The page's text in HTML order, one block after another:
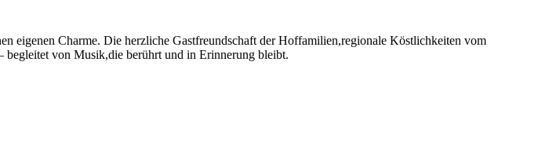
eigenen Charme. Die herzliche Gastfreundschaft der Hoffamilien,regionale Köstlichkeiten vom
begleitet von Musik,die berührt und in Erinnerung bleibt.